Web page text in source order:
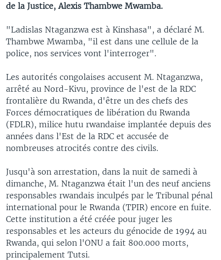
de la Justice, Alexis Thambwe Mwamba.
"Ladislas Ntaganzwa est à Kinshasa", a déclaré M.
Thambwe Mwamba, "il est dans une cellule de la
police, nos services vont l'interroger".
Les autorités congolaises accusent M. Ntaganzwa,
arrêté au Nord-Kivu, province de l'est de la RDC
frontalière du Rwanda, d'être un des chefs des
Forces démocratiques de libération du Rwanda
(FDLR), milice hutu rwandaise implantée depuis des
années dans l'Est de la RDC et accusée de
nombreuses atrocités contre des civils.
Jusqu'à son arrestation, dans la nuit de samedi à
dimanche, M. Ntaganzwa était l'un des neuf anciens
responsables rwandais inculpés par le Tribunal pénal
international pour le Rwanda (TPIR) encore en fuite.
Cette institution a été créée pour juger les
responsables et les acteurs du génocide de 1994 au
Rwanda, qui selon l'ONU a fait 800.000 morts,
principalement Tutsi.